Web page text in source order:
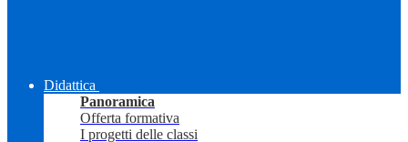
Didattica
Panoramica
Offerta formativa
I progetti delle classi